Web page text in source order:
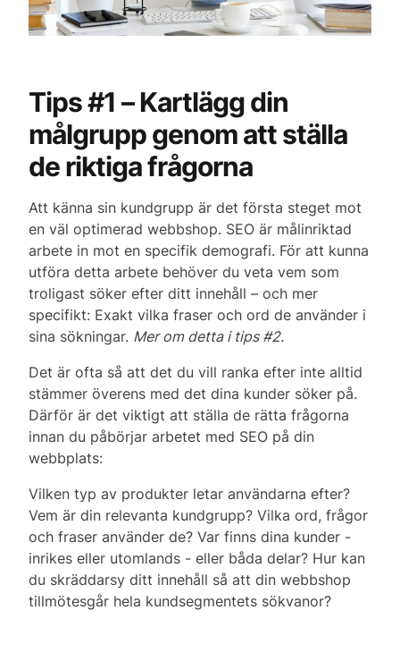
Tips #1 – Kartlägg din
målgrupp genom att ställa
de riktiga frågorna
Att känna sin kundgrupp är det första steget mot
en väl optimerad webbshop. SEO är målinriktad
arbete in mot en specifik demografi. För att kunna
utföra detta arbete behöver du veta vem som
troligast söker efter ditt innehåll – och mer
specifikt: Exakt vilka fraser och ord de använder i
sina sökningar. Mer om detta i tips #2.
Det är ofta så att det du vill ranka efter inte alltid
stämmer överens med det dina kunder söker på.
Därför är det viktigt att ställa de rätta frågorna
innan du påbörjar arbetet med SEO på din
webbplats:
Vilken typ av produkter letar användarna efter?
Vem är din relevanta kundgrupp? Vilka ord, frågor
och fraser använder de? Var finns dina kunder -
inrikes eller utomlands - eller båda delar? Hur kan
du skräddarsy ditt innehåll så att din webbshop
tillmötesgår hela kundsegmentets sökvanor?